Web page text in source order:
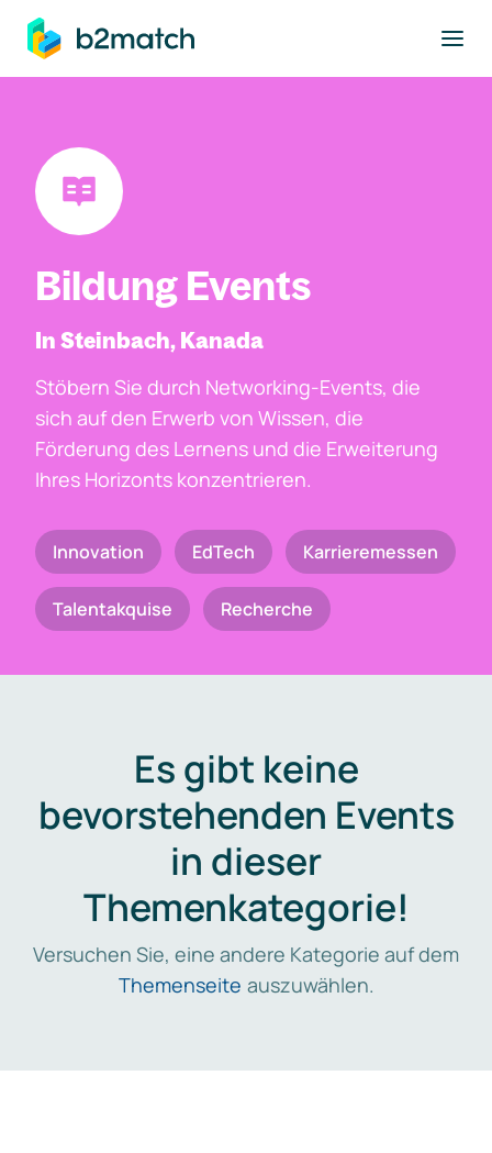
springen
Bildung Events
In Steinbach, Kanada
Stöbern Sie durch Networking-Events, die
sich auf den Erwerb von Wissen, die
Förderung des Lernens und die Erweiterung
Ihres Horizonts konzentrieren.
Innovation EdTech Karrieremessen
Talentakquise Recherche
Es gibt keine
bevorstehenden Events
in dieser
Themenkategorie!
Versuchen Sie, eine andere Kategorie auf dem
Themenseite auszuwählen.